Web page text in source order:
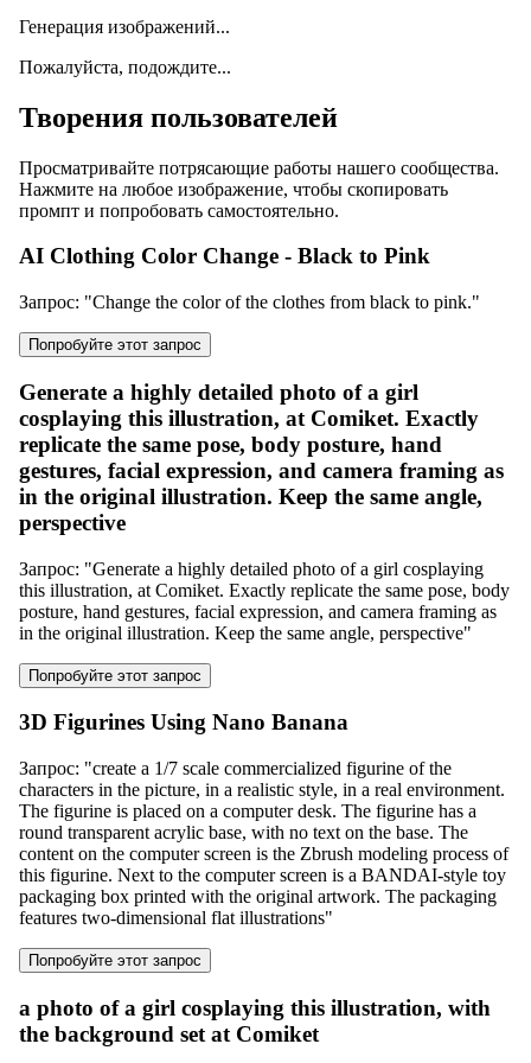
Генерация изображений...
Пожалуйста, подождите...
Творения пользователей
Просматривайте потрясающие работы нашего сообщества.
Нажмите на любое изображение, чтобы скопировать
промпт и попробовать самостоятельно.
AI Clothing Color Change - Black to Pink
Запрос: "Change the color of the clothes from black to pink."
Попробуйте этот запрос
Generate a highly detailed photo of a girl
cosplaying this illustration, at Comiket. Exactly
replicate the same pose, body posture, hand
gestures, facial expression, and camera framing as
in the original illustration. Keep the same angle,
perspective
Запрос: "Generate a highly detailed photo of a girl cosplaying
this illustration, at Comiket. Exactly replicate the same pose, body
posture, hand gestures, facial expression, and camera framing as
in the original illustration. Keep the same angle, perspective"
Попробуйте этот запрос
3D Figurines Using Nano Banana
Запрос: "create a 1/7 scale commercialized figurine of the
characters in the picture, in a realistic style, in a real environment.
The figurine is placed on a computer desk. The figurine has a
round transparent acrylic base, with no text on the base. The
content on the computer screen is the Zbrush modeling process of
this figurine. Next to the computer screen is a BANDAI-style toy
packaging box printed with the original artwork. The packaging
features two-dimensional flat illustrations"
Попробуйте этот запрос
a photo of a girl cosplaying this illustration, with
the background set at Comiket